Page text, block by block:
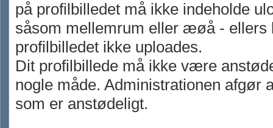
på profilbilledet må ikke indeholde
såsom mellemrum eller æøå - ellers
profilbilledet ikke uploades.
Dit profilbillede må ikke være
nogle måde. Administrationen afgør
som er anstødeligt.